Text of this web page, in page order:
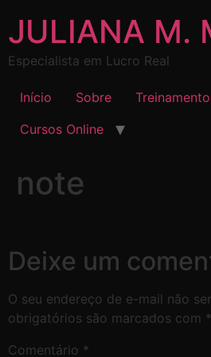
JULIANA M.
Especialista em Lucro Real
Início Sobre
Cursos Online
note
Deixe um
O seu endereço de e-mail não
obrigatórios são marcados com *
Comentário *